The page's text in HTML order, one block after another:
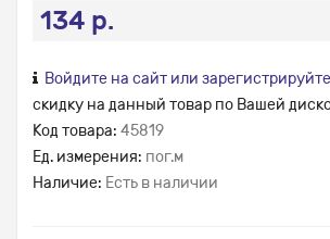
134 р.
Войдите на сайт или
скидку на данный товар по Вашей
Код товара: 45819
Ед. измерения: пог.м
Наличие: Есть в наличии